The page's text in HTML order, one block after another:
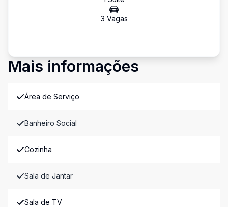
3 Vagas
Mais informações
Área de Serviço
Banheiro Social
Cozinha
Sala de Jantar
Sala de TV